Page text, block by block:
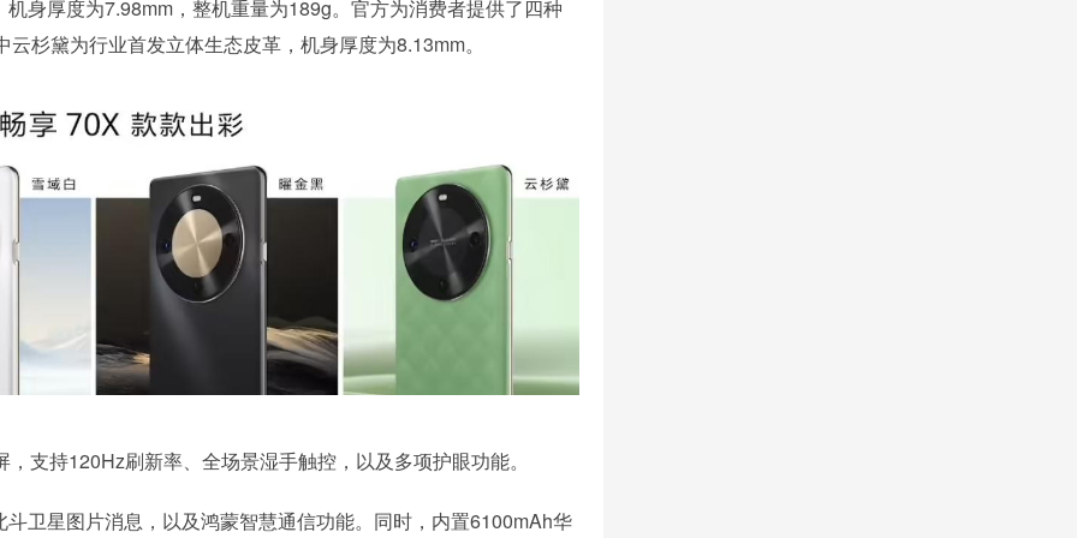
身厚度为7.98mm，整机重量为189g。官方为消费者提供了四种
杉黛为行业首发立体生态皮革，机身厚度为8.13mm。
支持120Hz刷新率、全场景湿手触控，以及多项护眼功能。
卫星图片消息，以及鸿蒙智慧通信功能。同时，内置6100mAh华